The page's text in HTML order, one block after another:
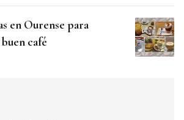
en Ourense para
café